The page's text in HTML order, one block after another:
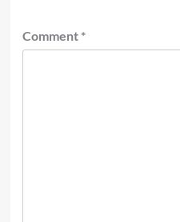
Comment *